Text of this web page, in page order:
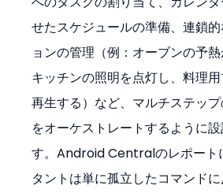
せたスケジュールの準備、連鎖
ョンの管理（例：オーブンの予熱
キッチンの照明を点灯し、料理
再生する）など、マルチステッ
をオーケストレートするように
す。Android Centralのレポート
タントは単に孤立したコマンド